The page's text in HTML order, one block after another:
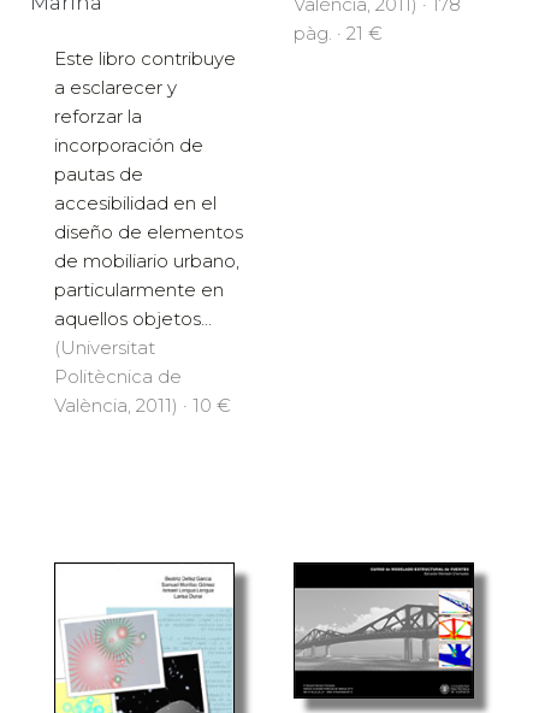
Este libro contribuye
a esclarecer y
reforzar la
incorporación de
pautas de
accesibilidad en el
diseño de elementos
de mobiliario urbano,
particularmente en
aquellos objetos...
(Universitat
Politècnica de
València, 2011) · 10 €
pàg. · 21 €